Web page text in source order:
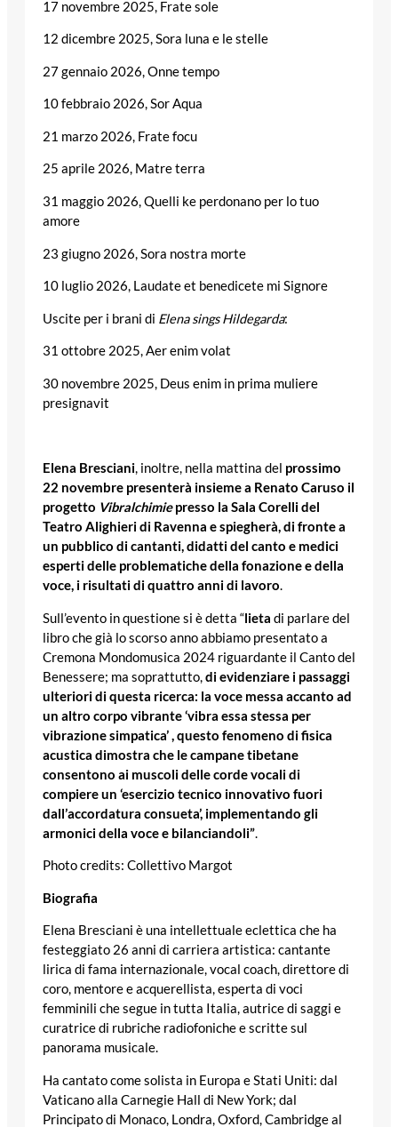
17 novembre 2025, Frate sole
12 dicembre 2025, Sora luna e le stelle
27 gennaio 2026, Onne tempo
10 febbraio 2026, Sor Aqua
21 marzo 2026, Frate focu
25 aprile 2026, Matre terra
31 maggio 2026, Quelli ke perdonano per lo tuo
amore
23 giugno 2026, Sora nostra morte
10 luglio 2026, Laudate et benedicete mi Signore
Uscite per i brani di Elena sings Hildegarda:
31 ottobre 2025, Aer enim volat
30 novembre 2025, Deus enim in prima muliere
presignavit
Elena Bresciani, inoltre, nella mattina del prossimo
22 novembre presenterà insieme a Renato Caruso il
progetto Vibralchimiepresso la Sala Corelli del
Teatro Alighieri di Ravenna e spiegherà, di fronte a
un pubblico di cantanti, didatti del canto e medici
esperti delle problematiche della fonazione e della
voce, i risultati di quattro anni di lavoro.
Sull’evento in questione si è detta “lieta di parlare del
libro che già lo scorso anno abbiamo presentato a
Cremona Mondomusica 2024 riguardante il Canto del
Benessere; ma soprattutto,di evidenziare i passaggi
ulteriori di questa ricerca: la voce messa accanto ad
un altro corpo vibrante ‘vibra essa stessa per
vibrazione simpatica’ , questo fenomeno di fisica
acustica dimostra che le campane tibetane
consentono ai muscoli delle corde vocali di
compiere un ‘esercizio tecnico innovativo fuori
dall’accordatura consueta’, implementando gli
armonici della voce e bilanciandoli”.
Photo credits: Collettivo Margot
Biografia
Elena Bresciani è una intellettuale eclettica che ha
festeggiato 26 anni di carriera artistica: cantante
lirica di fama internazionale, vocal coach, direttore di
coro, mentore e acquerellista, esperta di voci
femminili che segue in tutta Italia, autrice di saggi e
curatrice di rubriche radiofoniche e scritte sul
panorama musicale.
Ha cantato come solista in Europa e Stati Uniti: dal
Vaticano alla Carnegie Hall di New York; dal
Principato di Monaco, Londra, Oxford, Cambridge al